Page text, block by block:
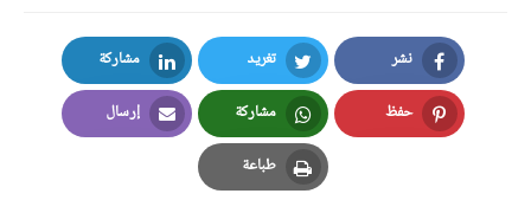
نشر
Facebook
تغريد
Twitter
مشاركة
LinkedIn
حفظ
Pinterest
مشاركة
Whatsapp
إرسال
Email
طباعة
Print